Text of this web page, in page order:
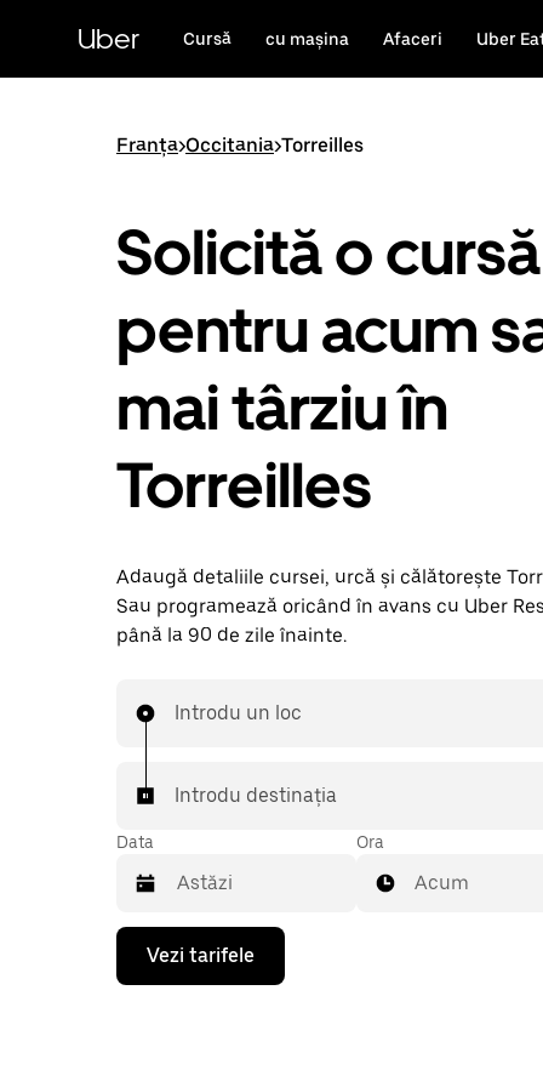
conținutul
principal
Uber Cursă cu mașina Afaceri Uber
Franța>Occitania>Torreilles
Solicită o cursă
pentru acum
mai târziu în
Torreilles
Adaugă detaliile cursei, urcă și călătorește
Sau programează oricând în avans cu Uber
până la 90 de zile înainte.
Introdu un loc
Introdu destinația
Data
Pentru
deschide
Ora
Acum
Vezi tarifele